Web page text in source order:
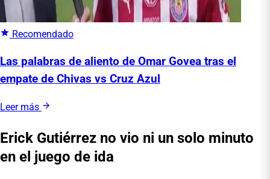
Recomendado
Las palabras de aliento de Omar Govea tras el
empate de Chivas vs Cruz Azul
Leer más
Erick Gutiérrez no vio ni un solo minuto
en el juego de ida